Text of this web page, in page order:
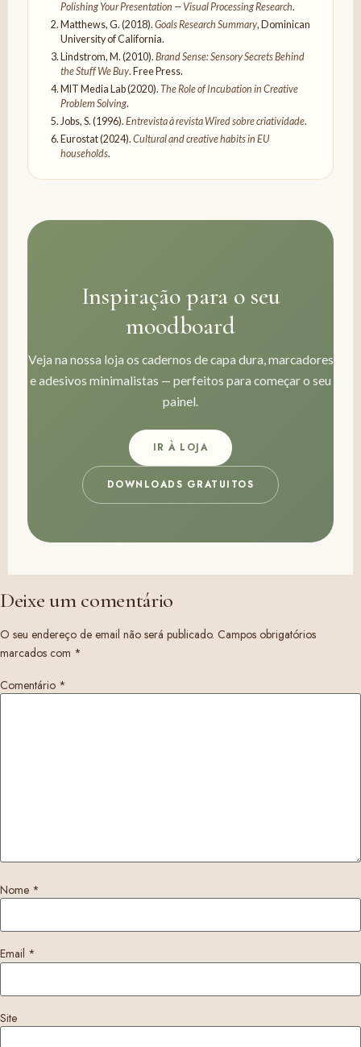
Polishing Your Presentation — Visual Processing Research.
Matthews, G. (2018). Goals Research Summary, Dominican
University of California.
Lindstrom, M. (2010). Brand Sense: Sensory Secrets Behind
the Stuff We Buy. Free Press.
MIT Media Lab (2020). The Role of Incubation in Creative
Problem Solving.
Jobs, S. (1996). Entrevista à revista Wired sobre criatividade.
Eurostat (2024). Cultural and creative habits in EU
households.
Inspiração para o seu
moodboard
Veja na nossa loja os cadernos de capa dura, marcadores
e adesivos minimalistas — perfeitos para começar o seu
painel.
IR À LOJA
DOWNLOADS GRATUITOS
Deixe um comentário
O seu endereço de email não será publicado. Campos obrigatórios
marcados com *
Comentário *
Nome *
Email *
Site